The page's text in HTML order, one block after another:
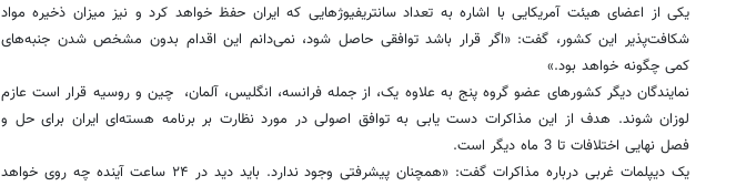
یکی از اعضای هیئت آمریکایی با اشاره به تعداد سانتریفیوژ‌هایی که ایران حفظ خواهد کرد و نیز میزان ذخیره مواد
شکافت‌پذیر این کشور، گفت: «اگر قرار باشد توافقی حاصل شود، نمی‌دانم این اقدام بدون مشخص شدن جنبه‌های
کمی چگونه خواهد بود.»
نمایندگان دیگر کشورهای عضو گروه پنج به علاوه یک، از جمله فرانسه، انگلیس، آلمان، ‌ چین و روسیه قرار است عازم
لوزان شوند. هدف از این مذاکرات دست یابی به توافق اصولی در مورد نظارت بر برنامه هسته‌ای ایران برای حل و
فصل نهایی اختلافات تا 3 ماه دیگر است.
یک دیپلمات غربی درباره مذاکرات گفت: «همچنان پیشرفتی وجود ندارد. باید دید در ۲۴ ساعت آینده چه روی خواهد